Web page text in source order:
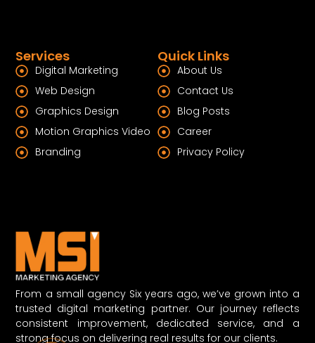
From a small agency Six years ago, we’ve grown into a
trusted digital marketing partner. Our journey reflects
consistent improvement, dedicated service, and a
strong focus on delivering real results for our clients.
Quick Links
About Us
Contact Us
Blog Posts
Career
Privacy Policy
Services
Digital Marketing
Web Design
Graphics Design
Motion Graphics Video
Branding